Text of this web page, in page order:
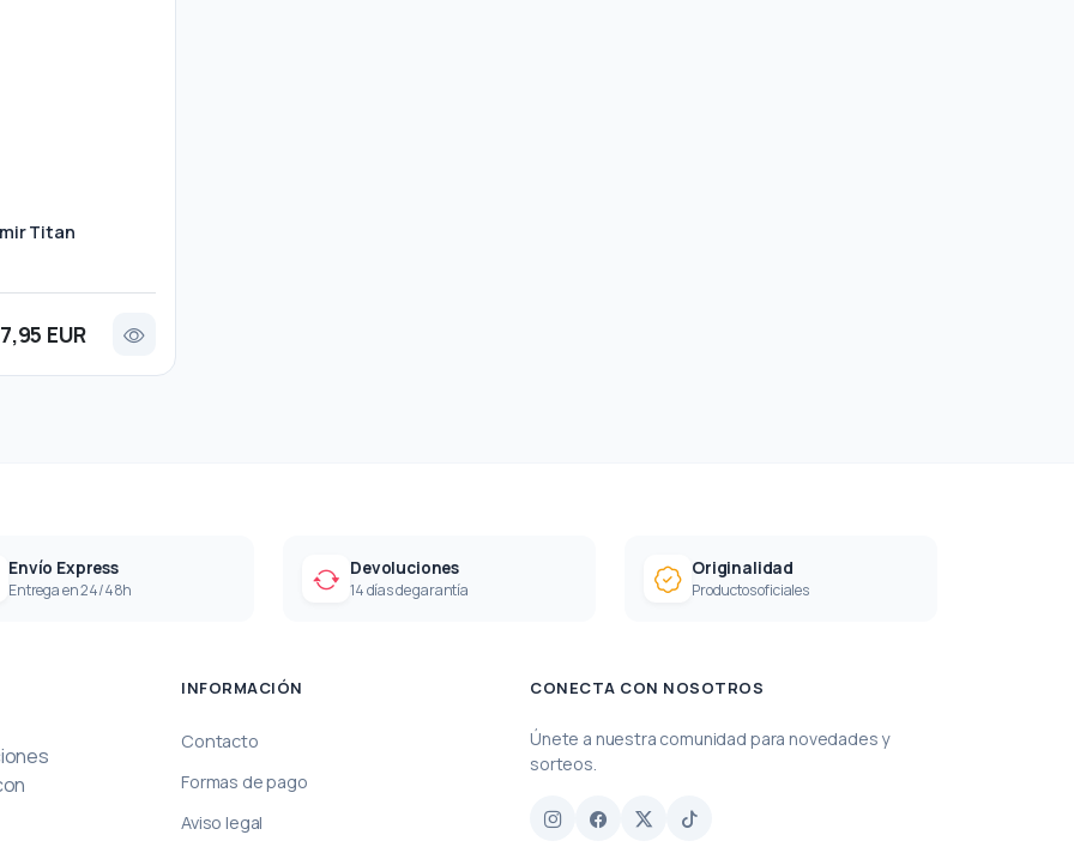
Titan
EUR
Envío Express
Entrega en 24/48h
Devoluciones
14 días de garantía
Originalidad
Productos oficiales
INFORMACIÓN
Contacto
Formas de pago
Aviso legal
CONECTA CON NOSOTROS
Únete a nuestra comunidad para novedades y
sorteos.